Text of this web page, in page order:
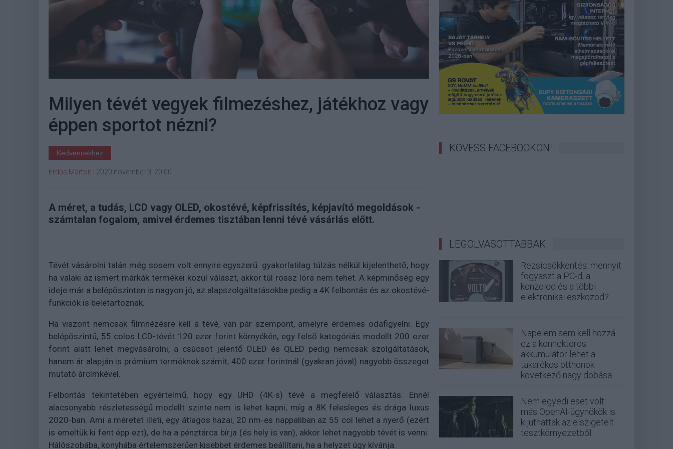
Milyen tévét vegyek filmezéshez, játékhoz vagy
éppen sportot nézni?
Kedvencekhez
Erdős Márton 2020 november 3. 20:00
A méret, a tudás, LCD vagy OLED, okostévé, képfrissítés, képjavító megoldások -
számtalan fogalom, amivel érdemes tisztában lenni tévé vásárlás előtt.
Tévét vásárolni talán még sosem volt ennyire egyszerű: gyakorlatilag túlzás nélkül kijelenthető, hogy
ha valaki az ismert márkák termékei közül választ, akkor túl rossz lóra nem tehet. A képminőség egy
ideje már a belépőszinten is nagyon jó, az alapszolgáltatásokba pedig a 4K felbontás és az okostévé-
funkciók is beletartoznak.
Ha viszont nemcsak filmnézésre kell a tévé, van pár szempont, amelyre érdemes odafigyelni. Egy
belépőszintű, 55 colos LCD-tévét 120 ezer forint környékén, egy felső kategóriás modellt 200 ezer
forint alatt lehet megvásárolni, a csúcsot jelentő OLED és QLED pedig nemcsak szolgáltatások,
hanem ár alapján is prémium terméknek számít, 400 ezer forintnál (gyakran jóval) nagyobb összeget
mutató árcímkével.
Felbontás tekintetében egyértelmű, hogy egy UHD (4K-s) tévé a megfelelő választás. Ennél
alacsonyabb részletességű modellt szinte nem is lehet kapni, míg a 8K felesleges és drága luxus
2020-ban. Ami a méretet illeti, egy átlagos hazai, 20 nm-es nappaliban az 55 col lehet a nyerő (ezért
is emeltük ki fent épp ezt), de ha a pénztárca bírja (és hely is van), akkor lehet nagyobb tévét is venni.
Hálószobába, konyhába értelemszerűen kisebbet érdemes beállítani, ha a helyzet úgy kívánja.
KÖVESS FACEBOOKON!
LEGOLVASOTTABBAK
Rezsicsökkentés: mennyit
fogyaszt a PC-d, a
konzolod és a többi
elektronikai eszközöd?
Napelem sem kell hozzá:
ez a konnektoros
akkumulátor lehet a
takarékos otthonok
következő nagy dobása
Nem egyedi eset volt:
más OpenAI-ügynökök is
kijuthattak az elszigetelt
tesztkörnyezetből